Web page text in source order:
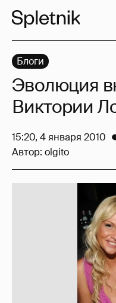
Блоги
Эволюция
Виктории
15:20, 4 января 2010
Автор: olgito